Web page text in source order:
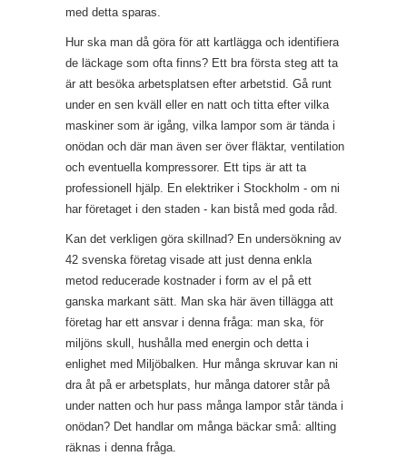
med detta sparas.
Hur ska man då göra för att kartlägga och identifiera
de läckage som ofta finns? Ett bra första steg att ta
är att besöka arbetsplatsen efter arbetstid. Gå runt
under en sen kväll eller en natt och titta efter vilka
maskiner som är igång, vilka lampor som är tända i
onödan och där man även ser över fläktar, ventilation
och eventuella kompressorer. Ett tips är att ta
professionell hjälp. En elektriker i Stockholm - om ni
har företaget i den staden - kan bistå med goda råd.
Kan det verkligen göra skillnad? En undersökning av
42 svenska företag visade att just denna enkla
metod reducerade kostnader i form av el på ett
ganska markant sätt. Man ska här även tillägga att
företag har ett ansvar i denna fråga: man ska, för
miljöns skull, hushålla med energin och detta i
enlighet med Miljöbalken. Hur många skruvar kan ni
dra åt på er arbetsplats, hur många datorer står på
under natten och hur pass många lampor står tända i
onödan? Det handlar om många bäckar små: allting
räknas i denna fråga.